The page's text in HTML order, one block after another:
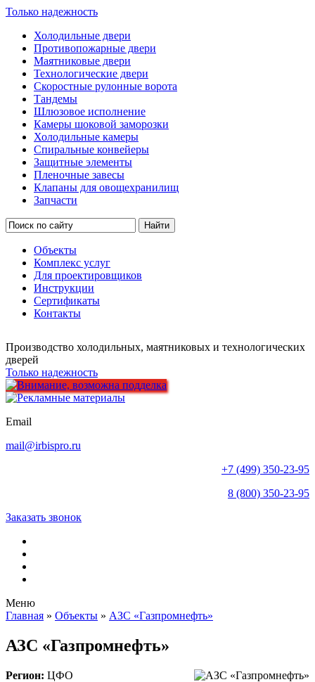
Только надежность
Холодильные двери
Противопожарные двери
Маятниковые двери
Технологические двери
Скоростные рулонные ворота
Тандемы
Шлюзовое исполнение
Камеры шоковой заморозки
Холодильные камеры
Спиральные конвейеры
Защитные элементы
Пленочные завесы
Клапаны для овощехранилищ
Запчасти
Объекты
Комплекс услуг
Для проектировщиков
Инструкции
Сертификаты
Контакты
Производство холодильных, маятниковых и технологических
дверей
Только надежность
Email
mail@irbispro.ru
+7 (499) 350-23-95
8 (800) 350-23-95
Заказать звонок
Меню
Главная » Объекты » АЗС «Газпромнефть»
АЗС «Газпромнефть»
Регион: ЦФО